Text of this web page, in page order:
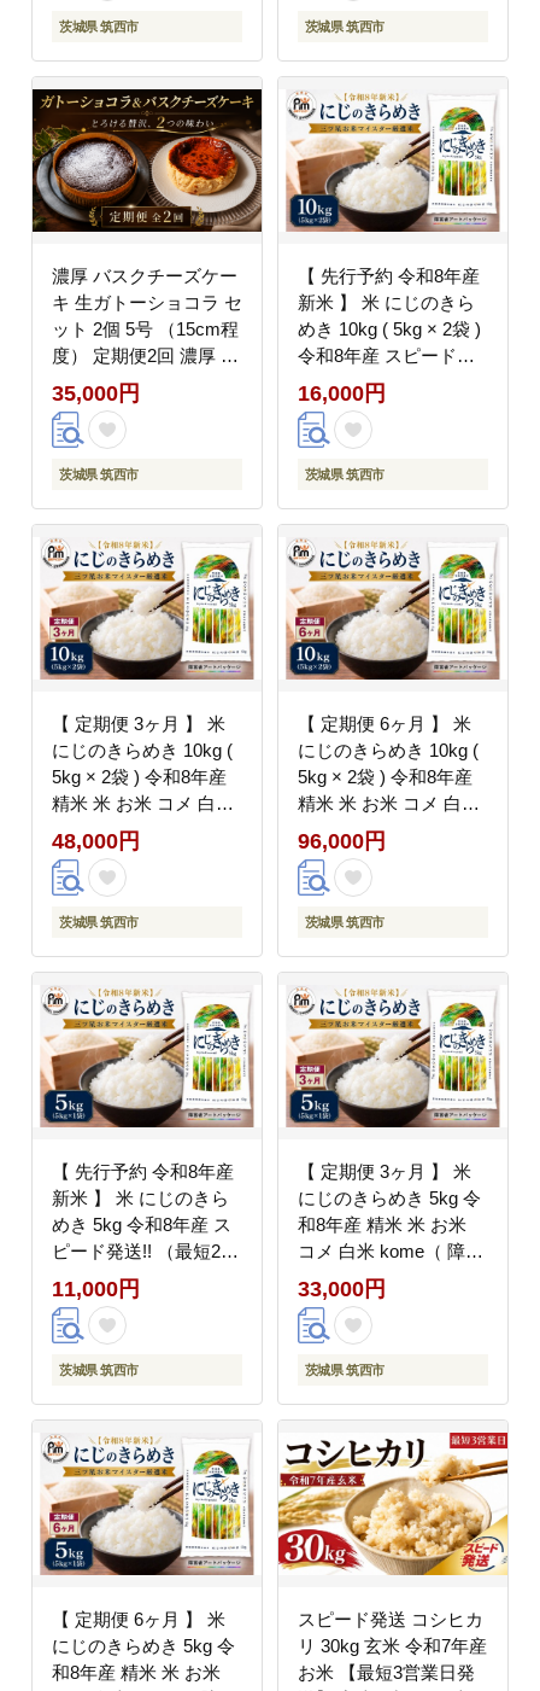
ーケーキ 誕生日ケーキ
クリスマス クリスマス
ケーキ チーズ 茨城 筑
西 関東
茨城県 筑西市
ラ 誕生日 バースデーケ
ーキ 誕生日ケーキ クリ
スマス クリスマスケー
キ 関東 茨城 筑西
茨城県 筑西市
濃厚 バスクチーズケー
キ 生ガトーショコラ セ
ット 2個 5号 （15cm程
度） 定期便2回 濃厚 と
ろける 生 グルテンフリ
ー クリームチーズ チー
ズケーキ チーズ ショコ
ラ チョコレート 赤ワイ
ン ワイン ラム酒 使用
卵 生クリーム バター
誕生日 バースデーケー
キ クリスマス クリスマ
スケーキ お祝い 茨城
筑西 関東
35,000円
茨城県 筑西市
【 先行予約 令和8年産
新米 】 米 にじのきら
めき 10kg ( 5kg × 2袋 )
令和8年産 スピード発
送!! （最短2日～7日程
度で発送）精米 米 お米
コメ 白米 kome（ 障が
）関東 茨城県 筑西市
三ツ星 マイスター
mzb019_r8
16,000円
茨城県 筑西市
【 定期便 3ヶ月 】 米
にじのきらめき 10kg (
5kg × 2袋 ) 令和8年産
精米 米 お米 コメ 白米
kome（ 障がい者アー
ト パッケージ ）関東
茨城県 筑西市 三ツ星
48,000円
茨城県 筑西市
【 定期便 6ヶ月 】 米
にじのきらめき 10kg (
5kg × 2袋 ) 令和8年産
精米 米 お米 コメ 白米
kome（ 障がい者アー
ト パッケージ ）関東
茨城県 筑西市 三ツ星
96,000円
茨城県 筑西市
【 先行予約 令和8年産
新米 】 米 にじのきら
めき 5kg 令和8年産 ス
ピード発送!! （最短2日
～7日程度で発送）精米
米 お米 コメ 白米
kome（ 障がい者アー
茨城県 筑西市 三ツ星
マイスター
11,000円
茨城県 筑西市
【 定期便 3ヶ月 】 米
にじのきらめき 5kg 令
和8年産 精米 米 お米
コメ 白米 kome（ 障が
い者アート パッケージ
）関東 茨城県 筑西市
三ツ星 マイスター
33,000円
茨城県 筑西市
【 定期便 6ヶ月 】 米
にじのきらめき 5kg 令
和8年産 精米 米 お米
スピード発送 コシヒカ
リ 30kg 玄米 令和7年産
お米 【最短3営業日発